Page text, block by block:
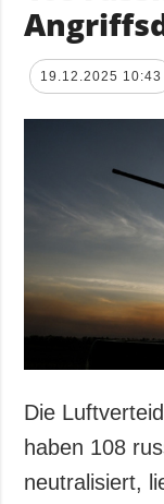
19.12.2025 10:43
Die
haben 108
neutralisiert,